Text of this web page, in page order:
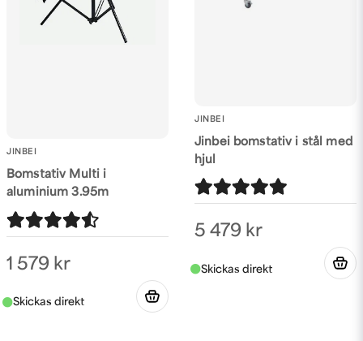
JINBEI
Bomstativ Multi i
aluminium 3.95m
1 579 kr
JINBEI
Jinbei bomstativ i stål med
hjul
5 479 kr